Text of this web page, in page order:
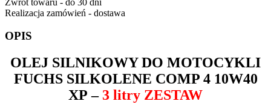
Realizacja zamówień - dostawa
OPIS
OLEJ SILNIKOWY DO MOTOCYKLI
FUCHS SILKOLENE COMP 4 10W40
XP – 3 litry ZESTAW